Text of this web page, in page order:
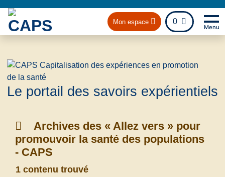
Mon espace 0
fichier
Menu
Le portail des savoirs expérientiels
Archives des « Allez vers » pour
promouvoir la santé des populations
- CAPS
1 contenu trouvé